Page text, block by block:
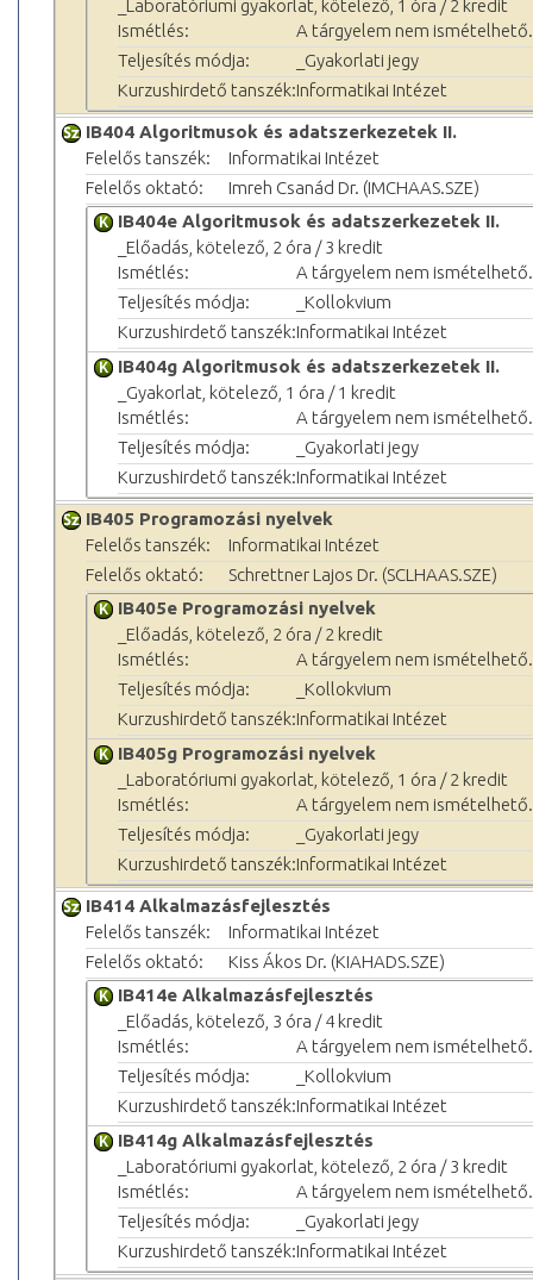
_Laboratóriumi gyakorlat, kötelező, 1 óra / 2 kredit
Ismétlés:
A tárgyelem nem ismételhető.
Teljesítés módja:
_Gyakorlati jegy
Kurzushirdető tanszék:Informatikai Intézet
IB404 Algoritmusok és adatszerkezetek II.
Felelős tanszék:
Informatikai Intézet
Felelős oktató:
Imreh Csanád Dr. (IMCHAAS.SZE)
IB404e Algoritmusok és adatszerkezetek II.
_Előadás, kötelező, 2 óra / 3 kredit
Ismétlés:
A tárgyelem nem ismételhető.
Teljesítés módja:
_Kollokvium
Kurzushirdető tanszék:Informatikai Intézet
IB404g Algoritmusok és adatszerkezetek II.
_Gyakorlat, kötelező, 1 óra / 1 kredit
Ismétlés:
A tárgyelem nem ismételhető.
Teljesítés módja:
_Gyakorlati jegy
Kurzushirdető tanszék:Informatikai Intézet
IB405 Programozási nyelvek
Felelős tanszék:
Informatikai Intézet
Felelős oktató:
Schrettner Lajos Dr. (SCLHAAS.SZE)
IB405e Programozási nyelvek
_Előadás, kötelező, 2 óra / 2 kredit
Ismétlés:
A tárgyelem nem ismételhető.
Teljesítés módja:
_Kollokvium
Kurzushirdető tanszék:Informatikai Intézet
IB405g Programozási nyelvek
_Laboratóriumi gyakorlat, kötelező, 1 óra / 2 kredit
Ismétlés:
A tárgyelem nem ismételhető.
Teljesítés módja:
_Gyakorlati jegy
Kurzushirdető tanszék:Informatikai Intézet
IB414 Alkalmazásfejlesztés
Felelős tanszék:
Informatikai Intézet
Felelős oktató:
Kiss Ákos Dr. (KIAHADS.SZE)
IB414e Alkalmazásfejlesztés
_Előadás, kötelező, 3 óra / 4 kredit
Ismétlés:
A tárgyelem nem ismételhető.
Teljesítés módja:
_Kollokvium
Kurzushirdető tanszék:Informatikai Intézet
IB414g Alkalmazásfejlesztés
_Laboratóriumi gyakorlat, kötelező, 2 óra / 3 kredit
Ismétlés:
A tárgyelem nem ismételhető.
Teljesítés módja:
_Gyakorlati jegy
Kurzushirdető tanszék:Informatikai Intézet